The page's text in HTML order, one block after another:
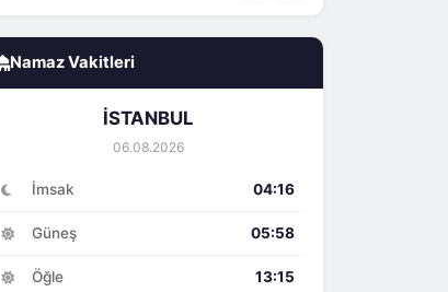
Namaz Vakitleri
İSTANBUL
06.08.2026
İmsak 04:16
Güneş 05:58
Öğle 13:15